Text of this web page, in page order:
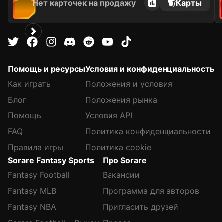
Нет карточек на продажу Карты
Помощь и ресурсы
Как играть
Блог
Помощь
FAQ
Правила игры
Условия и конфиденциальность
Положения и условия
Положения рынка
Условия API
Политика конфиденциальности
Политика cookie
Sorare Fantasy Sports
Fantasy Football
Fantasy MLB
Fantasy NBA
Про Sorare
Вакансии
Программа для авторов
Пригласить друзей